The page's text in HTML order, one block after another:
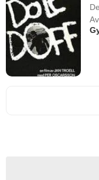
De